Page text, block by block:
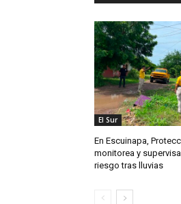
El Sur
En Escuinapa,
monitorea y
riesgo tras lluvias